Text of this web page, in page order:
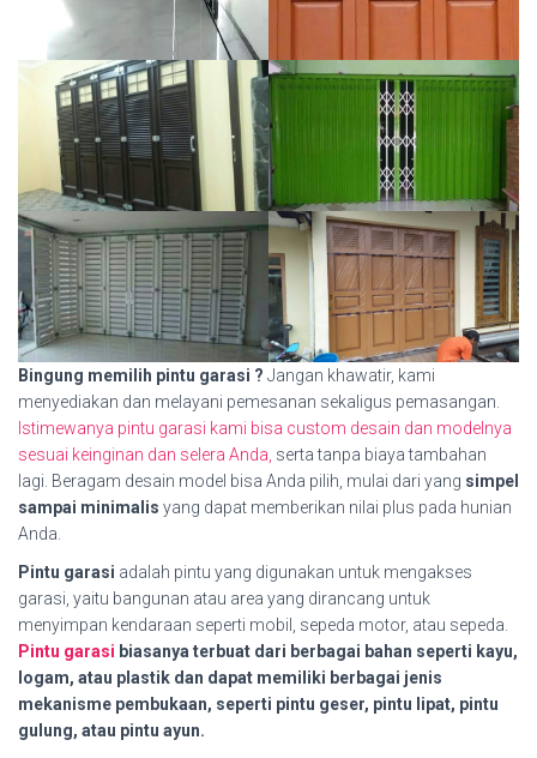
Bingung memilih pintu garasi ? Jangan khawatir, kami
menyediakan dan melayani pemesanan sekaligus pemasangan.
Istimewanya pintu garasi kami bisa custom desain dan modelnya
sesuai keinginan dan selera Anda, serta tanpa biaya tambahan
lagi. Beragam desain model bisa Anda pilih, mulai dari yang simpel
sampai minimalis yang dapat memberikan nilai plus pada hunian
Anda.
Pintu garasi adalah pintu yang digunakan untuk mengakses
garasi, yaitu bangunan atau area yang dirancang untuk
menyimpan kendaraan seperti mobil, sepeda motor, atau sepeda.
Pintu garasi biasanya terbuat dari berbagai bahan seperti kayu,
logam, atau plastik dan dapat memiliki berbagai jenis
mekanisme pembukaan, seperti pintu geser, pintu lipat, pintu
gulung, atau pintu ayun.